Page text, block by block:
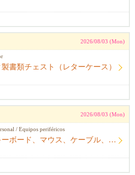
2026/08/03 (Mon)
書類チェスト（レターケース）
2026/08/03 (Mon)
/ Equipos periféricos
28. モニター、キーボード、マウス、ケーブル、アームレスト一式